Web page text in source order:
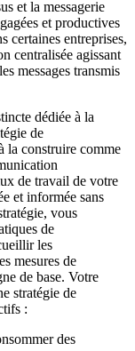
et la messagerie
et productives
certaines entreprises,
centralisée agissant
messages transmis
dédiée à la
de
la construire comme
de travail de votre
et informée sans
vous
de
les
mesures de
de base. Votre
stratégie de
:
des